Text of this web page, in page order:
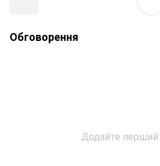
Обговорення
Додайте перший